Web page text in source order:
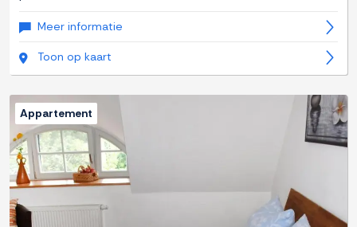
Meer informatie
Toon op kaart
Appartement